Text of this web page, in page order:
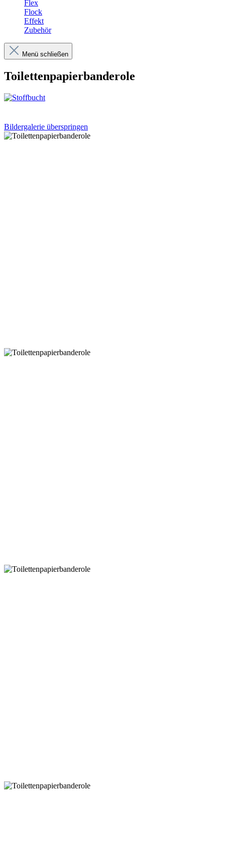
Flex
Flock
Effekt
Zubehör
Menü schließen
Toilettenpapierbanderole
Bildergalerie überspringen